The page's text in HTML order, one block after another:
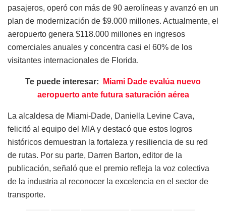
pasajeros, operó con más de 90 aerolíneas y avanzó en un
plan de modernización de $9.000 millones. Actualmente, el
aeropuerto genera $118.000 millones en ingresos
comerciales anuales y concentra casi el 60% de los
visitantes internacionales de Florida.
Te puede interesar:
Miami Dade evalúa nuevo
aeropuerto ante futura saturación aérea
La alcaldesa de Miami-Dade, Daniella Levine Cava,
felicitó al equipo del MIA y destacó que estos logros
históricos demuestran la fortaleza y resiliencia de su red
de rutas. Por su parte, Darren Barton, editor de la
publicación, señaló que el premio refleja la voz colectiva
de la industria al reconocer la excelencia en el sector de
transporte.